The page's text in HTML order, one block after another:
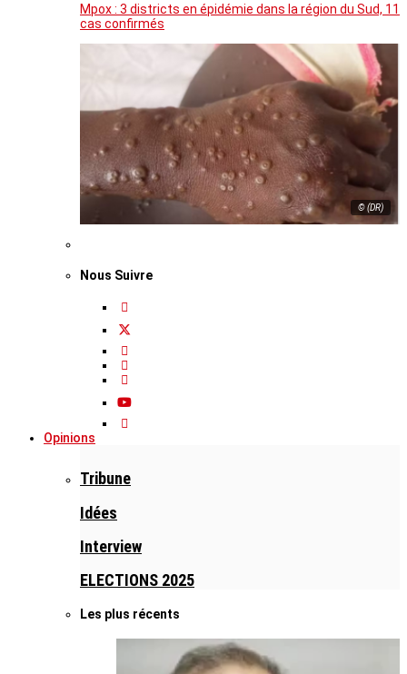
Mpox : 3 districts en épidémie dans la région du Sud, 11
cas confirmés
© (DR)
Nous Suivre
Opinions
Tribune
Idées
Interview
ELECTIONS 2025
Les plus récents